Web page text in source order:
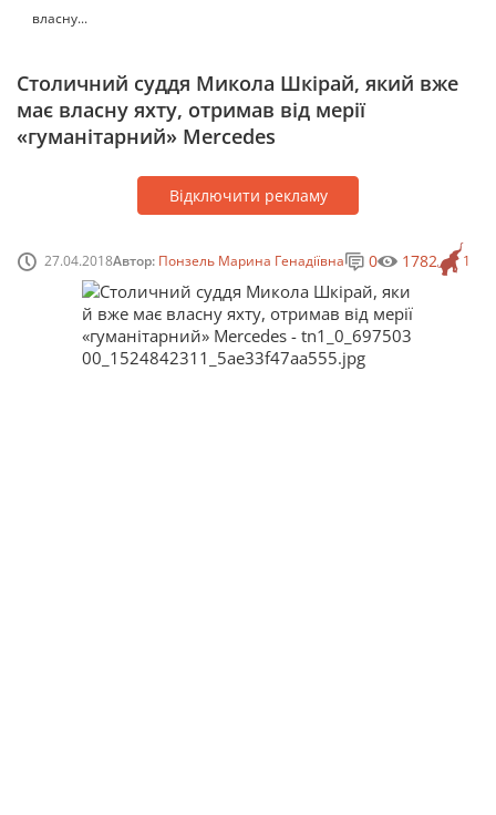
власну...
Столичний суддя Микола Шкірай, який вже
має власну яхту, отримав від мерії
«гуманітарний» Mercedes
Відключити рекламу
27.04.2018Автор: Понзель Марина Генадіївна 1
0 1782